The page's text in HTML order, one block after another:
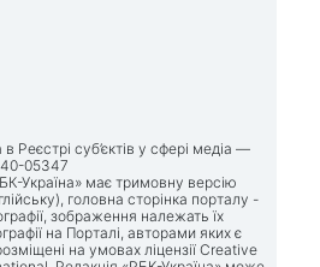
Реєстрі суб’єктів у сфері медіа —
05347
Україна» має тримовну версію
головна сторінка порталу -
зображення належать їх
на Порталі, авторами яких є
на умовах ліцензії Creative